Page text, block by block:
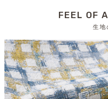
FEEL OF
生地